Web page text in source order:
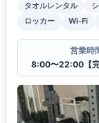
タオルレンタル
ロッカー
Wi-Fi
営業時
8:00〜22:00【完